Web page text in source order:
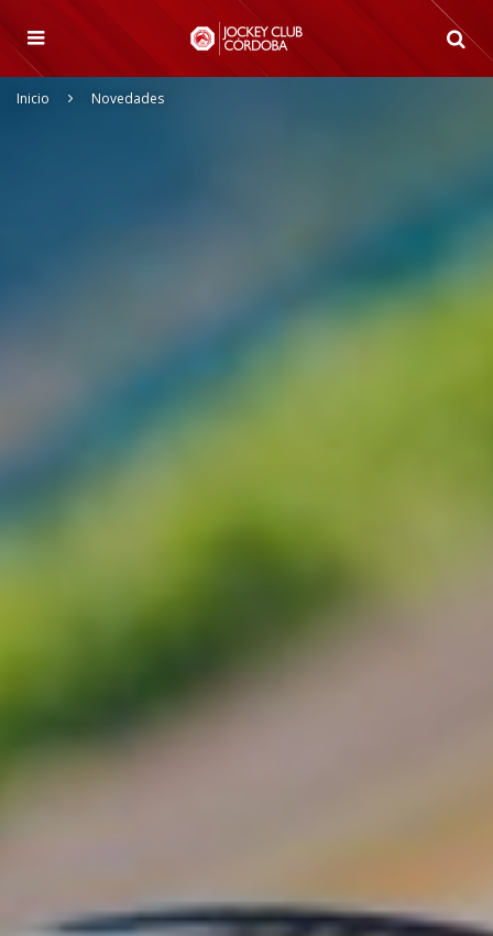
Inicio Novedades